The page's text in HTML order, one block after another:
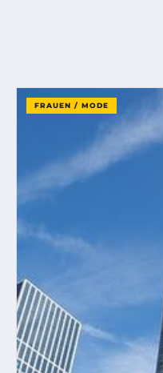
FRAUEN / MODE